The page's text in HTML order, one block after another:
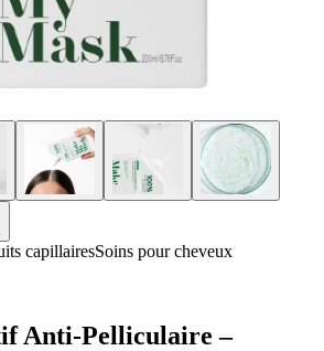
capillairesSoins pour cheveux
Anti-Pelliculaire –